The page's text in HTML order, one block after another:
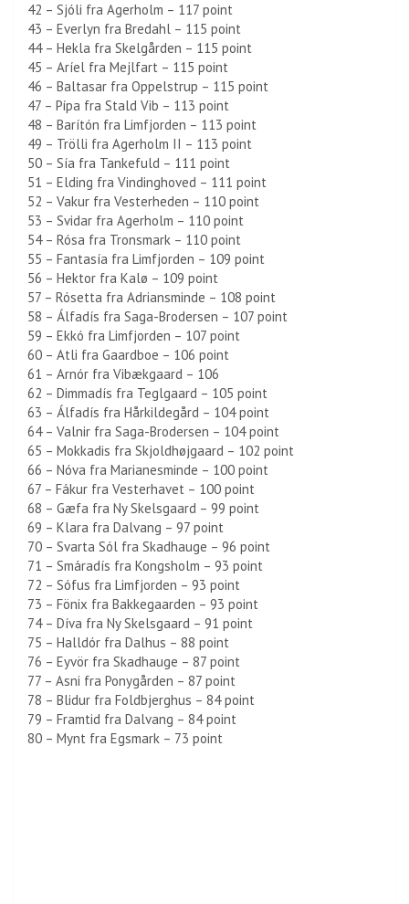
42 – Sjóli fra Agerholm – 117 point
43 – Everlyn fra Bredahl – 115 point
44 – Hekla fra Skelgården – 115 point
45 – Aríel fra Mejlfart – 115 point
46 – Baltasar fra Oppelstrup – 115 point
47 – Pípa fra Stald Vib – 113 point
48 – Barítón fra Limfjorden – 113 point
49 – Trölli fra Agerholm II – 113 point
50 – Sía fra Tankefuld – 111 point
51 – Elding fra Vindinghoved – 111 point
52 – Vakur fra Vesterheden – 110 point
53 – Svidar fra Agerholm – 110 point
54 – Rósa fra Tronsmark – 110 point
55 – Fantasía fra Limfjorden – 109 point
56 – Hektor fra Kalø – 109 point
57 – Rósetta fra Adriansminde – 108 point
58 – Álfadís fra Saga-Brodersen – 107 point
59 – Ekkó fra Limfjorden – 107 point
60 – Atli fra Gaardboe – 106 point
61 – Arnór fra Vibækgaard – 106
62 – Dimmadís fra Teglgaard – 105 point
63 – Álfadís fra Hårkildegård – 104 point
64 – Valnir fra Saga-Brodersen – 104 point
65 – Mokkadis fra Skjoldhøjgaard – 102 point
66 – Nóva fra Marianesminde – 100 point
67 – Fákur fra Vesterhavet – 100 point
68 – Gæfa fra Ny Skelsgaard – 99 point
69 – Klara fra Dalvang – 97 point
70 – Svarta Sól fra Skadhauge – 96 point
71 – Smáradís fra Kongsholm – 93 point
72 – Sófus fra Limfjorden – 93 point
73 – Fönix fra Bakkegaarden – 93 point
74 – Díva fra Ny Skelsgaard – 91 point
75 – Halldór fra Dalhus – 88 point
76 – Eyvör fra Skadhauge – 87 point
77 – Asni fra Ponygården – 87 point
78 – Blidur fra Foldbjerghus – 84 point
79 – Framtid fra Dalvang – 84 point
80 – Mynt fra Egsmark – 73 point